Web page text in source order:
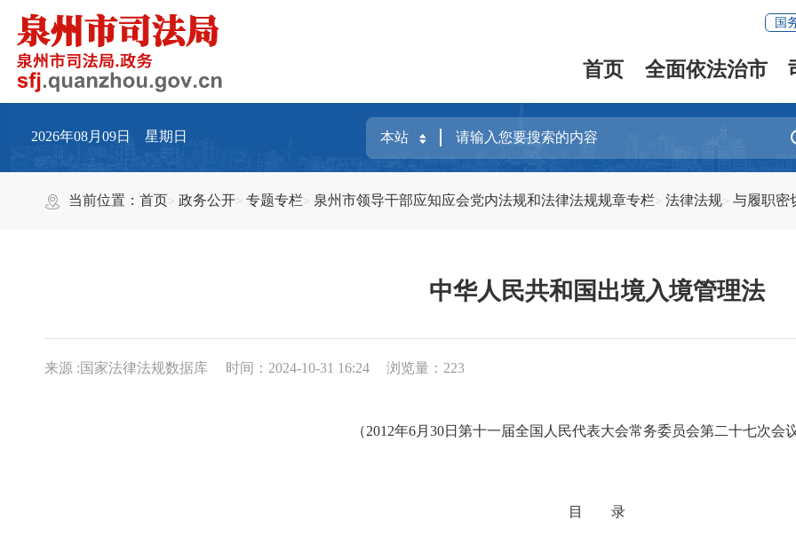
国
首页 全面依法治市
2026年08月09日 星期日
当前位置：首页 政务公开 专题专栏 泉州市领导干部应知应会党内法规和法律法规规章专栏 法律法规 与履职密
中华人民共和国出境入境管理法
来源 :国家法律法规数据库 时间：2024-10-31 16:24 浏览量： 223
（2012年6月 30日第十一届全国人民代表大会常务委员会第二十七次会
目 录